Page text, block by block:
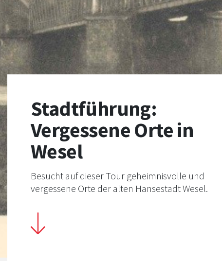
Stadtführung:
Vergessene Orte in
Wesel
Besucht auf dieser Tour geheimnisvolle und
vergessene Orte der alten Hansestadt Wesel.